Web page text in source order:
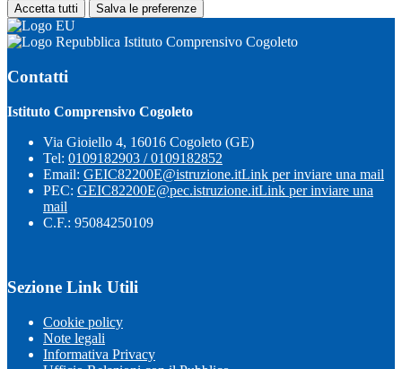
Accetta tutti Salva le preferenze
Istituto Comprensivo Cogoleto
Contatti
Istituto Comprensivo Cogoleto
Via Gioiello 4, 16016 Cogoleto (GE)
Tel: 0109182903 / 0109182852
Email: GEIC82200E@istruzione.itLink per inviare una mail
PEC: GEIC82200E@pec.istruzione.itLink per inviare una
mail
C.F.: 95084250109
Sezione Link Utili
Cookie policy
Note legali
Informativa Privacy